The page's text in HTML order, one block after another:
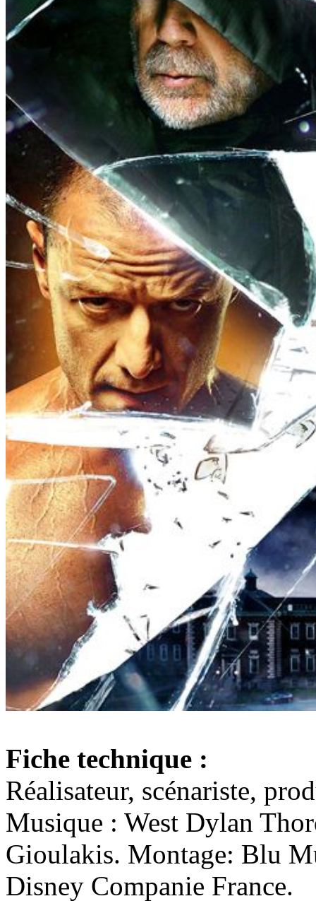
Fiche technique :
Réalisateur, scénariste,
Musique : West Dylan
Gioulakis. Montage: Blu
Disney Companie France.